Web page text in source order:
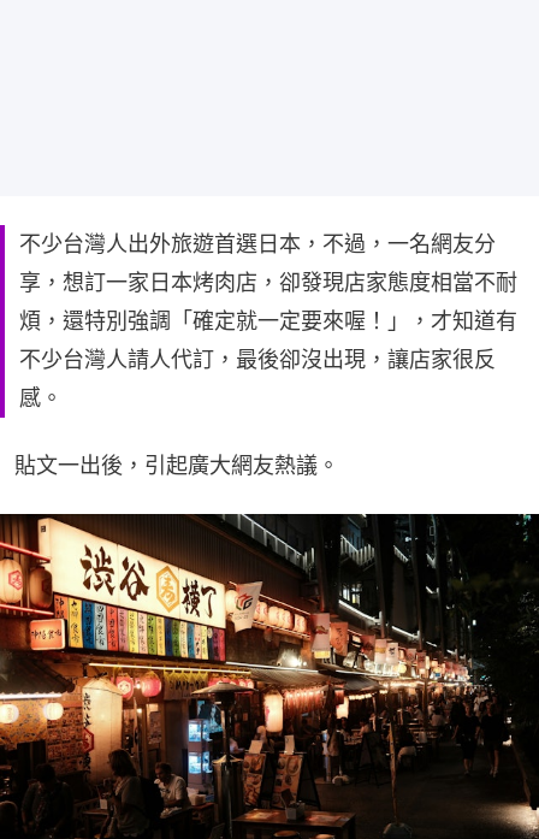
不少台灣人出外旅遊首選日本，不過，一名網友分
享，想訂一家日本烤肉店，卻發現店家態度相當不耐
煩，還特別強調「確定就一定要來喔！」，才知道有
不少台灣人請人代訂，最後卻沒出現，讓店家很反
感。
貼文一出後，引起廣大網友熱議。